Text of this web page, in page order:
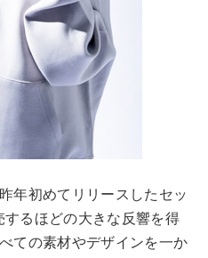
年初めてリリースしたセッ
するほどの大きな反響を得
ての素材やデザインを一か